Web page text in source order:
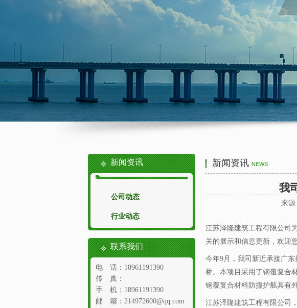
新闻资讯
公司动态
行业动态
联系我们
电 话：18961191390
传 真：
手 机：18961191390
邮 箱：214972600@qq.com
新闻资讯 NEWS
我
来源
江苏泽隆建筑工程有限公司
关的展示和信息更新，欢迎
今年9月，我司新近承接广
桥。本项目采用了钢覆复合
钢覆复合材料防撞护舷具有
江苏泽隆建筑工程有限公司